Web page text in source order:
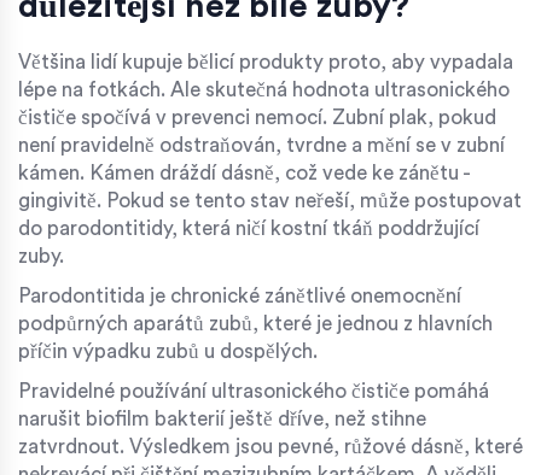
Většina lidí kupuje bělicí produkty proto, aby vypadala
lépe na fotkách. Ale skutečná hodnota ultrasonického
čističe spočívá v prevenci nemocí. Zubní plak, pokud
není pravidelně odstraňován, tvrdne a mění se v zubní
kámen. Kámen dráždí dásně, což vede ke zánětu -
gingivitě. Pokud se tento stav neřeší, může postupovat
do parodontitidy, která ničí kostní tkáň poddržující
zuby.
Parodontitida je chronické zánětlivé onemocnění
podpůrných aparátů zubů, které je jednou z hlavních
příčin výpadku zubů u dospělých.
Pravidelné používání ultrasonického čističe pomáhá
narušit biofilm bakterií ještě dříve, než stihne
zatvrdnout. Výsledkem jsou pevné, růžové dásně, které